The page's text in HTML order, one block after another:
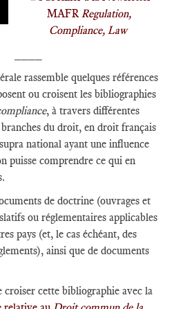
MAFRRegulation,
Compliance, Law
rassemble quelques références
ou croisent les bibliographies
, à travers différentes
du droit, en droit français
national ayant une influence
puisse comprendre ce qui en
de doctrine (ouvrages et
ou réglementaires applicables
pays (et, le cas échéant, des
ainsi que de documents
cette bibliographie avec la